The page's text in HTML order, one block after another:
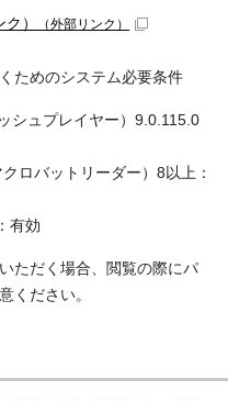
） （外部リンク）
ためのシステム必要条件
シュプレイヤー）9.0.115.0
ロバットリーダー）8以上：
有効
ただく場合、閲覧の際にパ
ください。